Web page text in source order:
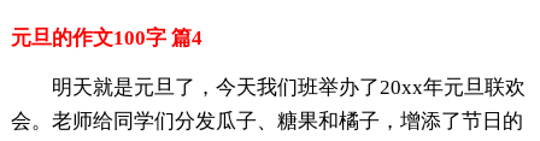
元旦的作文100字 篇4
明天就是元旦了，今天我们班举办了20xx年元旦联欢
会。老师给同学们分发瓜子、糖果和橘子，增添了节日的